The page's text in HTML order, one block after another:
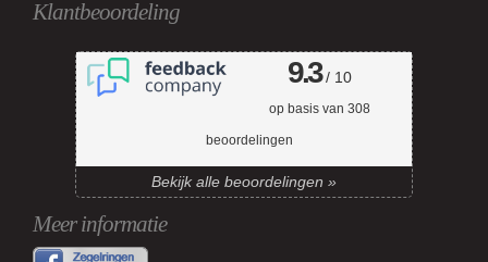
Klantbeoordeling
9.3/ 10
op basis van 308
beoordelingen
Bekijk alle beoordelingen »
Meer informatie